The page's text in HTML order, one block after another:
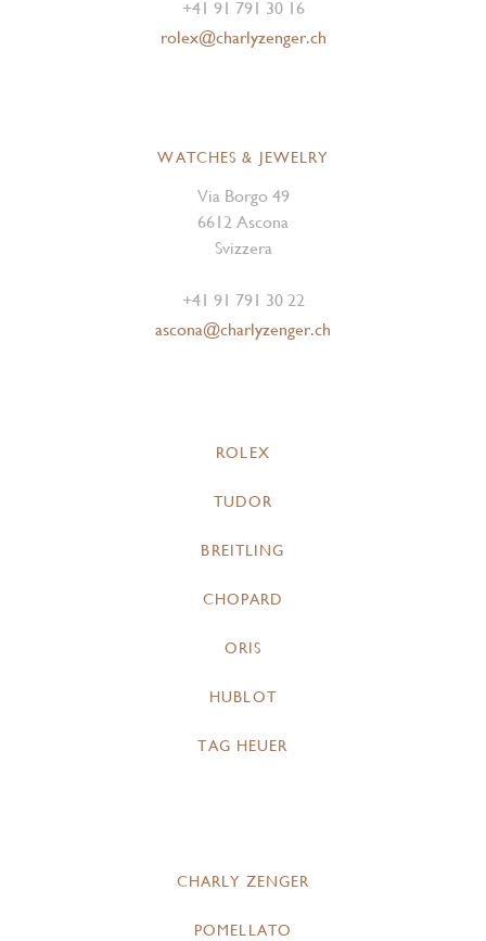
+41 91 791 30 16
rolex@charlyzenger.ch
WATCHES & JEWELRY
Via Borgo 49
6612 Ascona
Svizzera
+41 91 791 30 22
ascona@charlyzenger.ch
ROLEX
TUDOR
BREITLING
CHOPARD
ORIS
HUBLOT
TAG HEUER
CHARLY ZENGER
POMELLATO